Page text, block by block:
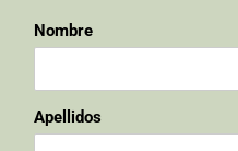
Nombre
Apellidos